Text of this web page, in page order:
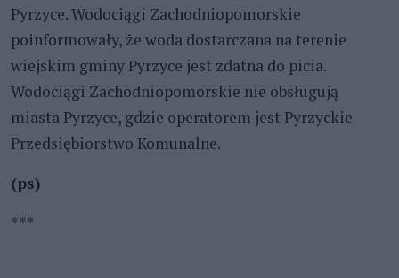
Pyrzyce. Wodociągi Zachodniopomorskie
poinformowały, że woda dostarczana na terenie
wiejskim gminy Pyrzyce jest zdatna do picia.
Wodociągi Zachodniopomorskie nie obsługują
miasta Pyrzyce, gdzie operatorem jest Pyrzyckie
Przedsiębiorstwo Komunalne.
(ps)
***